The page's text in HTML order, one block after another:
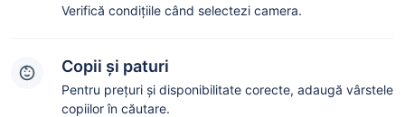
Verifică condițiile când selectezi camera.
Copii și paturi
Pentru prețuri și disponibilitate corecte, adaugă vârstele
copiilor în căutare.